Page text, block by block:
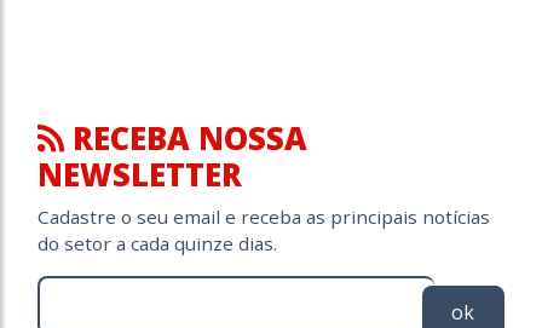
RECEBA NOSSA
NEWSLETTER
Cadastre o seu email e receba as principais notícias
do setor a cada quinze dias.
ok